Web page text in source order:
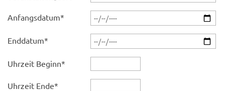
Anfangsdatum*
Enddatum*
Uhrzeit Beginn*
Uhrzeit Ende*